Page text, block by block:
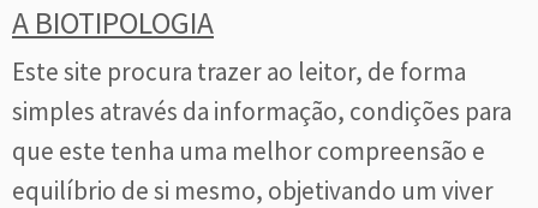
A BIOTIPOLOGIA
Este site procura trazer ao leitor, de forma
simples através da informação, condições para
que este tenha uma melhor compreensão e
equilíbrio de si mesmo, objetivando um viver